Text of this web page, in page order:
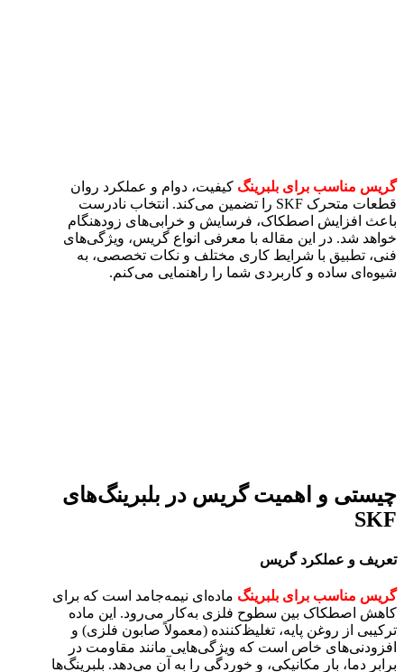
گریس مناسب برای بلبرینگ‌ کیفیت، دوام و عملکرد روان
قطعات متحرک SKF را تضمین می‌کند. انتخاب نادرست
باعث افزایش اصطکاک، فرسایش و خرابی‌های زودهنگام
خواهد شد. در این مقاله با معرفی انواع گریس، ویژگی‌های
فنی، تطبیق با شرایط کاری مختلف و نکات تخصصی، به
شیوه‌ای ساده و کاربردی شما را راهنمایی می‌کنم.
چیستی و اهمیت گریس در بلبرینگ‌های
SKF
تعریف و عملکرد گریس
گریس مناسب برای بلبرینگ‌ ماده‌ای نیمه‌جامد است که برای
کاهش اصطکاک بین سطوح فلزی به‌کار می‌رود. این ماده
ترکیبی از روغن پایه، تغلیظ‌کننده (معمولاً صابون فلزی) و
افزودنی‌های خاص است که ویژگی‌هایی مانند مقاومت در
برابر دما، بار مکانیکی، و خوردگی را به آن می‌دهد. بلبرینگ‌ها